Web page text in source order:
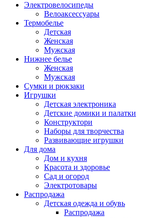
Электровелосипеды
Велоаксессуары
Термобелье
Детская
Женская
Мужская
Нижнее белье
Женская
Мужская
Сумки и рюкзаки
Игрушки
Детская электроника
Детские домики и палатки
Конструктори
Наборы для творчества
Развивающие игрушки
Для дома
Дом и кухня
Красота и здоровье
Сад и огород
Электротовары
Распродажа
Детская одежда и обувь
Распродажа